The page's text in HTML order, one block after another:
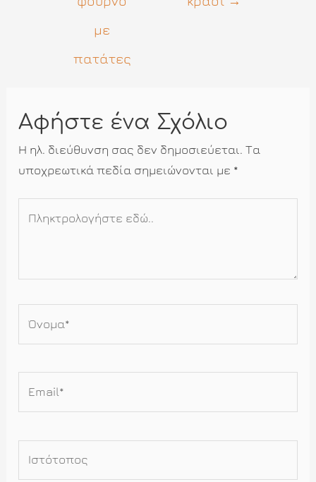
με
πατάτες
Αφήστε ένα Σχόλιο
Η ηλ. διεύθυνση σας δεν δημοσιεύεται. Τα
υποχρεωτικά πεδία σημειώνονται με *